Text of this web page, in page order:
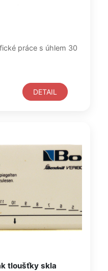
práce s úhlem 30
DETAIL
tloušťky skla